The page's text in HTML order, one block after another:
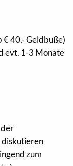
40,- Geldbuße)
evt. 1-3 Monate
der
diskutieren
zum